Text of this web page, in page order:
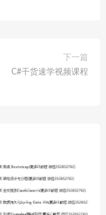
下一篇
C#干货速学视频课程